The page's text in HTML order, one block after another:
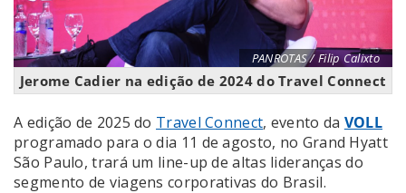
PANROTAS / Filip Calixto
Jerome Cadier na edição de 2024 do Travel Connect
A edição de 2025 do Travel Connect, evento da VOLL
programado para o dia 11 de agosto, no Grand Hyatt
São Paulo, trará um line-up de altas lideranças do
segmento de viagens corporativas do Brasil.